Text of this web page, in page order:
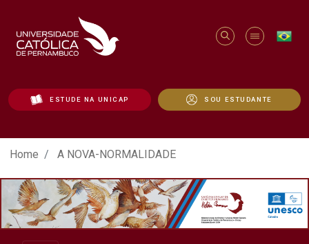
ESTUDE NA UNICAP SOU ESTUDANTE
A NOVA-NORMALIDADE - Unicap
Home A NOVA-NORMALIDADE